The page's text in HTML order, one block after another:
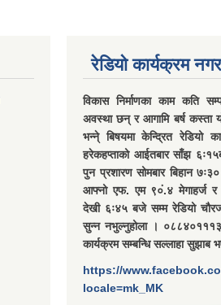
रेडियो कार्यक्रम
विकास निर्माणका काम कति
अवस्था छन् र आगामि बर्ष कस्ता
भन्ने् बिषयमा केन्द्रित रेडियो
हरेकहप्ताको आईतबार साँझ
पुन प्रशारण सोमबार बिहान
आफ्नो एफ. एम ९०ं.४ मेगाहर्ज र
देखी ६ः४५ बजे सम्म रेडियो
सुन्न नभुल्नुहोला ।
कार्यक्रम सम्बन्धि सल्लाहा सुझाब
https://
locale=mk_MK